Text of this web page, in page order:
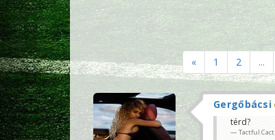
« 1 2 ...
Gergőbácsi
térd?
Tactful